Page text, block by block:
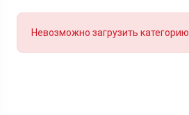
Невозможно загрузить категорию.